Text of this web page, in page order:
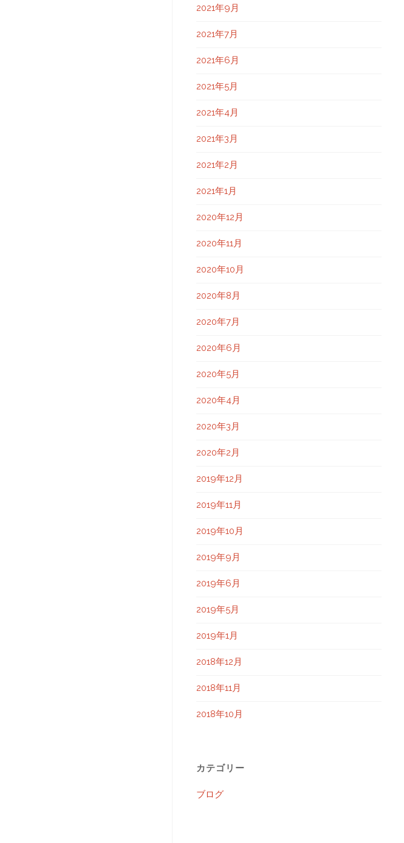
2021年9月
2021年7月
2021年6月
2021年5月
2021年4月
2021年3月
2021年2月
2021年1月
2020年12月
2020年11月
2020年10月
2020年8月
2020年7月
2020年6月
2020年5月
2020年4月
2020年3月
2020年2月
2019年12月
2019年11月
2019年10月
2019年9月
2019年6月
2019年5月
2019年1月
2018年12月
2018年11月
2018年10月
カテゴリー
ブログ